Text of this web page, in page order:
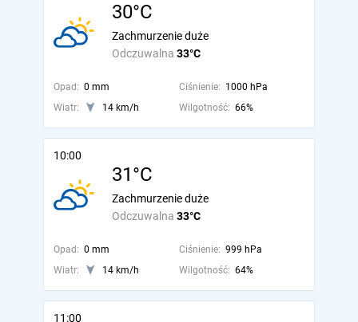
30°C
Odczuwalna 33°C
Zachmurzenie duże
Opad: 0 mm Ciśnienie: 1000 hPa
Wiatr:
14 km/h Wilgotność: 66%
10:00
31°C
Odczuwalna 33°C
Zachmurzenie duże
Opad: 0 mm Ciśnienie: 999 hPa
Wiatr:
14 km/h Wilgotność: 64%
11:00